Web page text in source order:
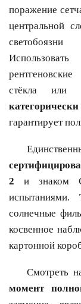
поражение
центральной
стёкла или
гарантирует
2 и знаком
испытаниями.
солнечные
косвенное
картонной
Смотреть
момент